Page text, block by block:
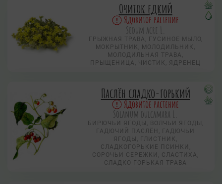
Очиток едкий
Ядовитое растение
Sedum acre L.
ГРЫЖНАЯ ТРАВА, ГУСИНОЕ МЫЛО,
МОКРЫТНИК, МОЛОДИЛЬНИК,
МОЛОДИЛЬНАЯ ТРАВА,
ПРЫЩЕНИЦА, ЧИСТИК, ЯДРЕНЕЦ
Паслён сладко-горький
Ядовитое растение
Solanum dulcamara L.
БИРЮЧЬИ ЯГОДЫ, ВОЛЧЬИ ЯГОДЫ,
ГАДЮЧИЙ ПАСЛЁН, ГАДЮЧЬИ
ЯГОДЫ, ГЛИСТНИК,
СЛАДКОГОРЬКИЕ ПСИНКИ,
СОРОЧЬИ СЕРЕЖКИ, СЛАСТИХА,
СЛАДКО-ГОРЬКАЯ ТРАВА